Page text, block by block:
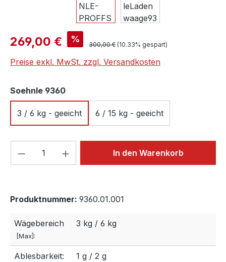
Verkaufspreis:
269,00 € % Regulärer Preis:
300,00 € (10.33% gespart)
Preise exkl. MwSt. zzgl. Versandkosten
Soehnle 9360auswählen
3 / 6 kg - geeicht 6 / 15 kg - geeicht
Produkt Anzahl: Gib denIn den Warenkorb
Produktnummer: 9360.01.001
Wägebereich
[Max]:
3 kg / 6 kg
Ablesbarkeit: 1 g / 2 g